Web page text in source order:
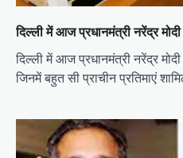
दिल्ली में आज प्रधानमंत्री नरेंद्र
दिल्ली में आज प्रधानमंत्री नरेंद्र
जिनमें बहुत सी प्राचीन प्रतिमाएं